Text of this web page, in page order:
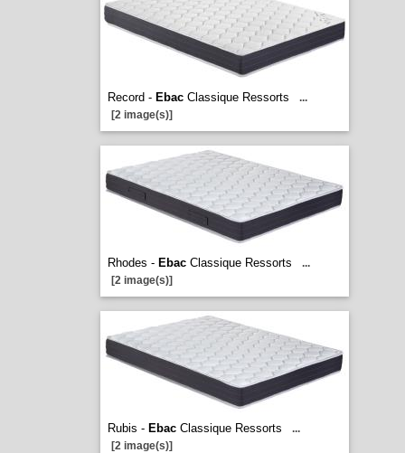
Record - EbacClassique Ressorts
...
[2 image(s)]
Rhodes - EbacClassique Ressorts
...
[2 image(s)]
Rubis - EbacClassique Ressorts
...
[2 image(s)]